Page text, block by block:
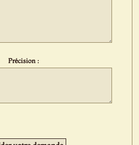
Précision :